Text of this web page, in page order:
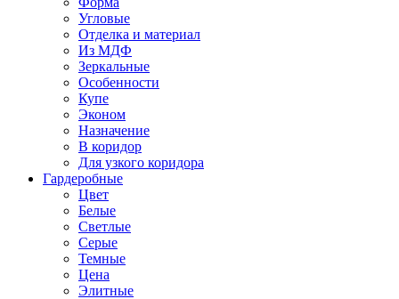
Угловые
Отделка и материал
Из МДФ
Зеркальные
Особенности
Купе
Эконом
Назначение
В коридор
Для узкого коридора
Гардеробные
Цвет
Белые
Светлые
Серые
Темные
Цена
Элитные